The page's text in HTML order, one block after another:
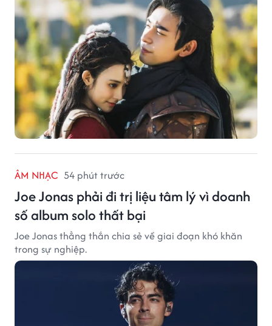
ÂM NHẠC 54 phút trước
Joe Jonas phải đi trị liệu tâm lý vì doanh
số album solo thất bại
Joe Jonas thẳng thắn chia sẻ về giai đoạn khó khăn
trong sự nghiệp.